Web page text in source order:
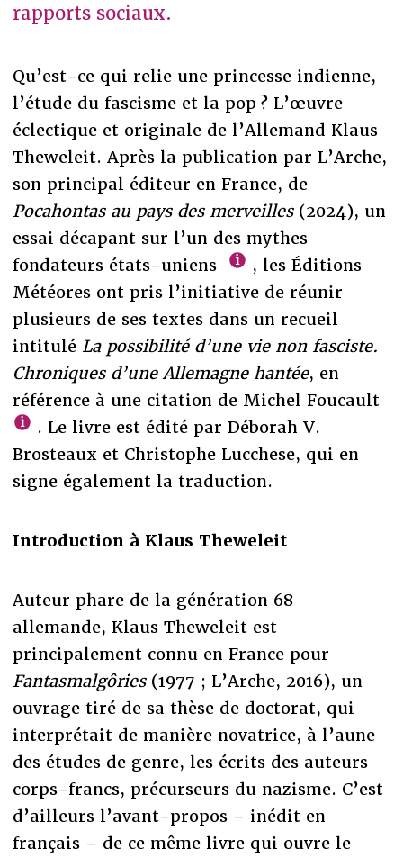
rapports sociaux.
Qu’est-ce qui relie une princesse indienne,
l’étude du fascisme et la pop ? L’œuvre
éclectique et originale de l’Allemand Klaus
Theweleit. Après la publication par L’Arche,
son principal éditeur en France, de
Pocahontas au pays des merveilles(2024), un
essai décapant sur l’un des mythes
fondateurs états-uniens
, les Éditions
Météores ont pris l’initiative de réunir
plusieurs de ses textes dans un recueil
intitulé La possibilité d’une vie non fasciste.
Chroniques d’une Allemagne hantée, en
référence à une citation de Michel Foucault
. Le livre est édité par Déborah V.
Brosteaux et Christophe Lucchese, qui en
signe également la traduction.
Introduction à Klaus Theweleit
Auteur phare de la génération 68
allemande, Klaus Theweleit est
principalement connu en France pour
Fantasmalgôries(1977 ; L’Arche, 2016), un
ouvrage tiré de sa thèse de doctorat, qui
interprétait de manière novatrice, à l’aune
des études de genre, les écrits des auteurs
corps-francs, précurseurs du nazisme. C’est
d’ailleurs l’avant-propos – inédit en
français – de ce même livre qui ouvre le